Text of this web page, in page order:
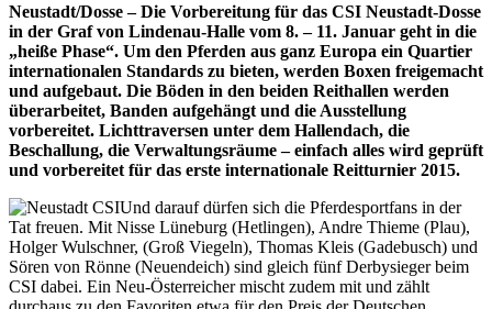
Neustadt/Dosse – Die Vorbereitung für das CSI Neustadt-Dosse
in der Graf von Lindenau-Halle vom 8. – 11. Januar geht in die
„heiße Phase“. Um den Pferden aus ganz Europa ein Quartier
internationalen Standards zu bieten, werden Boxen freigemacht
und aufgebaut. Die Böden in den beiden Reithallen werden
überarbeitet, Banden aufgehängt und die Ausstellung
vorbereitet. Lichttraversen unter dem Hallendach, die
Beschallung, die Verwaltungsräume – einfach alles wird geprüft
und vorbereitet für das erste internationale Reitturnier 2015.
Und darauf dürfen sich die Pferdesportfans in der
Tat freuen. Mit Nisse Lüneburg (Hetlingen), Andre Thieme (Plau),
Holger Wulschner, (Groß Viegeln), Thomas Kleis (Gadebusch) und
Sören von Rönne (Neuendeich) sind gleich fünf Derbysieger beim
CSI dabei. Ein Neu-Österreicher mischt zudem mit und zählt